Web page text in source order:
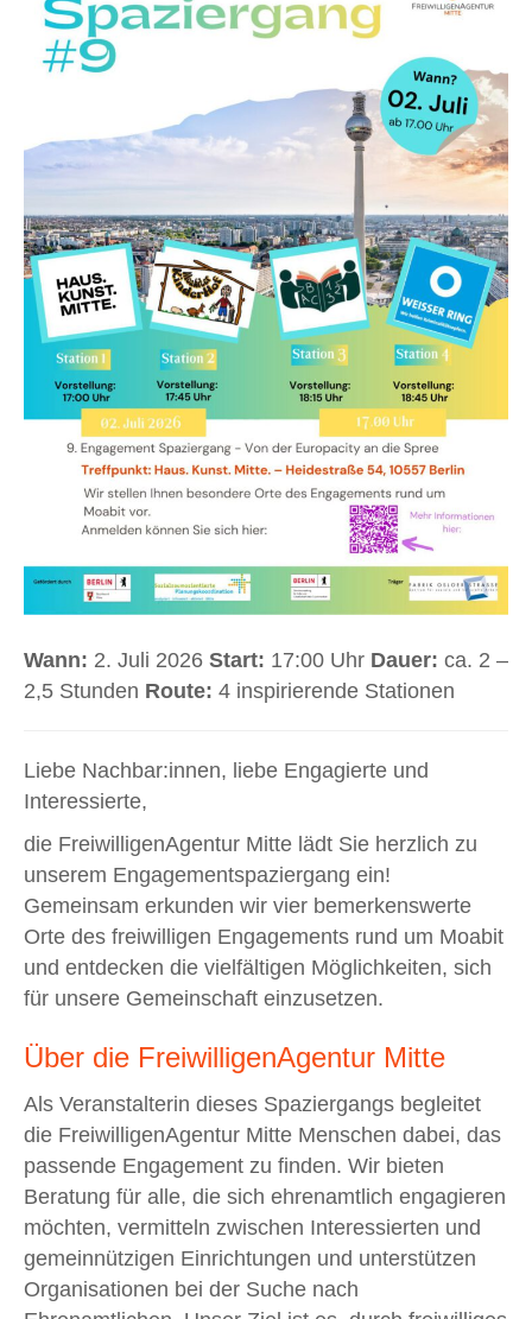
Wann: 2. Juli 2026 Start: 17:00 Uhr Dauer: ca. 2 –
2,5 Stunden Route: 4 inspirierende Stationen
Liebe Nachbar:innen, liebe Engagierte und
Interessierte,
die FreiwilligenAgentur Mitte lädt Sie herzlich zu
unserem Engagementspaziergang ein!
Gemeinsam erkunden wir vier bemerkenswerte
Orte des freiwilligen Engagements rund um Moabit
und entdecken die vielfältigen Möglichkeiten, sich
für unsere Gemeinschaft einzusetzen.
Über die FreiwilligenAgentur Mitte
Als Veranstalterin dieses Spaziergangs begleitet
die FreiwilligenAgentur Mitte Menschen dabei, das
passende Engagement zu finden. Wir bieten
Beratung für alle, die sich ehrenamtlich engagieren
möchten, vermitteln zwischen Interessierten und
gemeinnützigen Einrichtungen und unterstützen
Organisationen bei der Suche nach